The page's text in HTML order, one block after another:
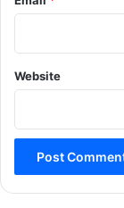
Website